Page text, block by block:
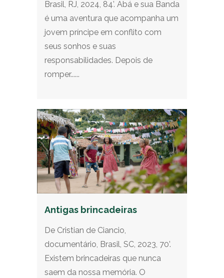
Brasil, RJ, 2024, 84’. Abá e sua Banda
é uma aventura que acompanha um
jovem príncipe em conflito com
seus sonhos e suas
responsabilidades. Depois de
romper......
Antigas brincadeiras
De Cristian de Ciancio,
documentário, Brasil, SC, 2023, 70’.
Existem brincadeiras que nunca
saem da nossa memória. O